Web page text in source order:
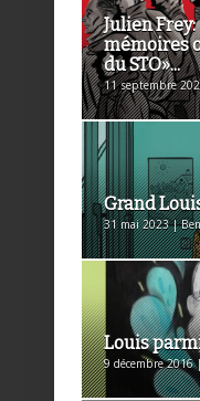
Julien Frey:
mémoires
du STO»...
11 septembre
Grand
31 mai 2023 |
Louis
9 décembre 2016